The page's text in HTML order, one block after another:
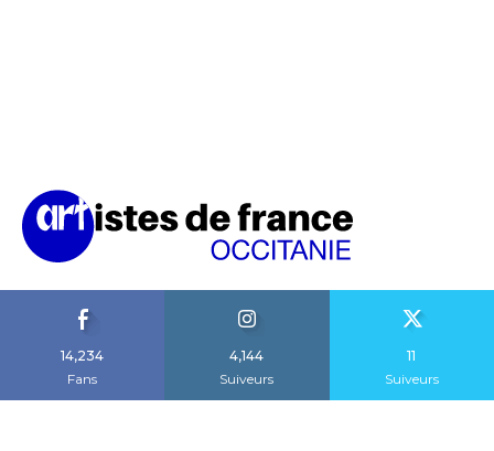
14,234
Fans
4,144
Suiveurs
11
Suiveurs